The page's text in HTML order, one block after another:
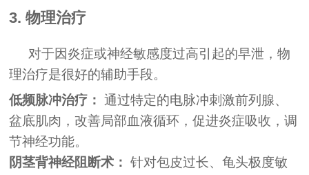
3. 物理治疗
对于因炎症或神经敏感度过高引起的早泄，物
理治疗是很好的辅助手段。
低频脉冲治疗： 通过特定的电脉冲刺激前列腺、
盆底肌肉，改善局部血液循环，促进炎症吸收，调
节神经功能。
阴茎背神经阻断术： 针对包皮过长、龟头极度敏